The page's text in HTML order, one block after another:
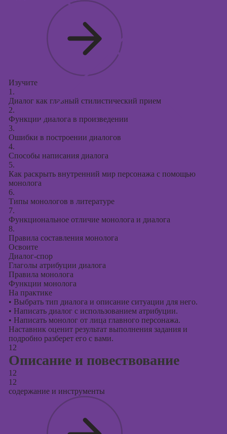
Изучите
1.
Диалог как главный стилистический прием
2.
Функции диалога в произведении
3.
Ошибки в построении диалогов
4.
Способы написания диалога
5.
Как раскрыть внутренний мир персонажа с помощью
монолога
6.
Типы монологов в литературе
7.
Функциональное отличие монолога и диалога
8.
Правила составления монолога
Освоите
Диалог-спор
Глаголы атрибуции диалога
Правила монолога
Функции монолога
На практике
• Выбрать тип диалога и описание ситуации для него.
• Написать диалог с использованием атрибуции.
• Написать монолог от лица главного персонажа.
Наставник оценит результат выполнения задания и
подробно разберет его с вами.
12
Описание и повествование
12
12
содержание и инструменты